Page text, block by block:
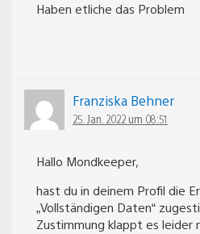
Haben etliche das Problem
Franziska Behner
25. Jan. 2022 um 08:51
Hallo Mondkeeper,
hast du in deinem Profil die
„Vollständigen Daten“
Zustimmung klappt es leider